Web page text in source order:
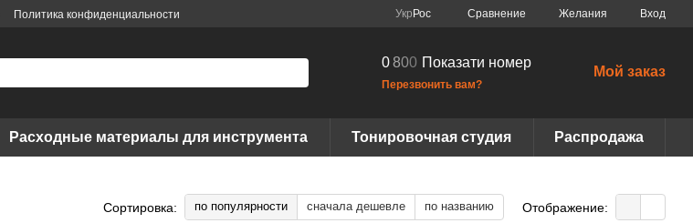
Политика конфиденциальности
Укр Рос Сравнение Желания Вход
0800 Показати номер
Перезвонить вам?
Мой заказ
Расходные материалы для инструмента Тонировочная студия Распродажа
Сортировка: по популярности сначала дешевле по названию Отображение: